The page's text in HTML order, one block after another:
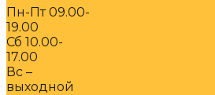
Пн-Пт 09.00-
19.00
Сб 10.00-
17.00
Вс –
выходной